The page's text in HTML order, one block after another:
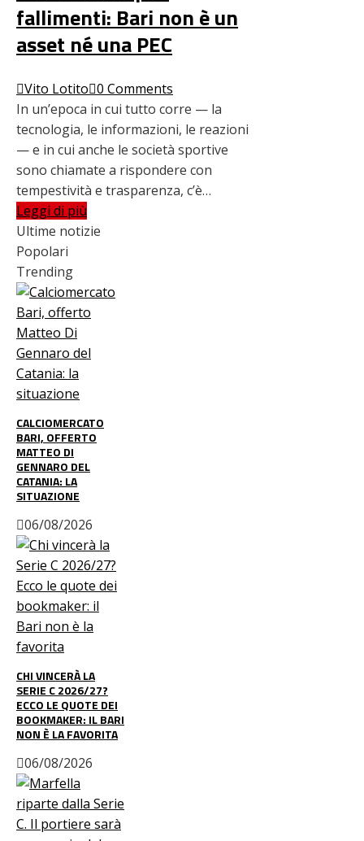
fallimenti: Bari non è un
asset né una PEC
Vito Lotito 0 Comments
In un’epoca in cui tutto corre — la
tecnologia, le informazioni, le reazioni
— e in cui anche le società sportive
sono chiamate a rispondere con
tempestività e trasparenza, c’è…
Leggi di più
Ultime notizie
Popolari
Trending
CALCIOMERCATO
BARI, OFFERTO
MATTEO DI
GENNARO DEL
CATANIA: LA
SITUAZIONE
06/08/2026
CHI VINCERÀ LA
SERIE C 2026/27?
ECCO LE QUOTE DEI
BOOKMAKER: IL BARI
NON È LA FAVORITA
06/08/2026